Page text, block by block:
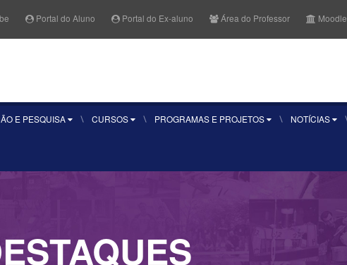
Portal do Aluno Portal do Ex-aluno Área do Professor Moodle
E PESQUISA CURSOS PROGRAMAS E PROJETOS NOTÍCIAS